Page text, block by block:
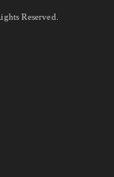
Reserved.